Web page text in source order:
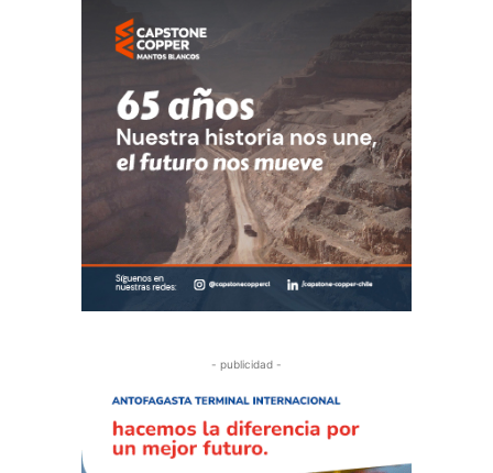
- publicidad -